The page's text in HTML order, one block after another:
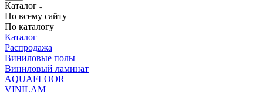
Каталог
По всему сайту
По каталогу
Каталог
Распродажа
Виниловые полы
Виниловый ламинат
AQUAFLOOR
VINILAM